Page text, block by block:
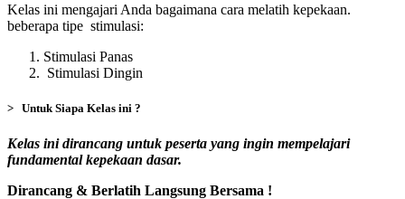
Kelas ini mengajari Anda bagaimana cara melatih kepekaan.
beberapa tipe stimulasi:
Stimulasi Panas
Stimulasi Dingin
> Untuk Siapa Kelas ini ?
Kelas ini dirancang untuk peserta yang ingin mempelajari
fundamental kepekaan dasar.
Dirancang & Berlatih Langsung Bersama !